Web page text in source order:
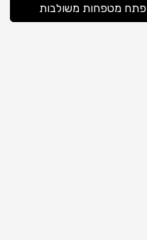
פתח מטפחות משולבות